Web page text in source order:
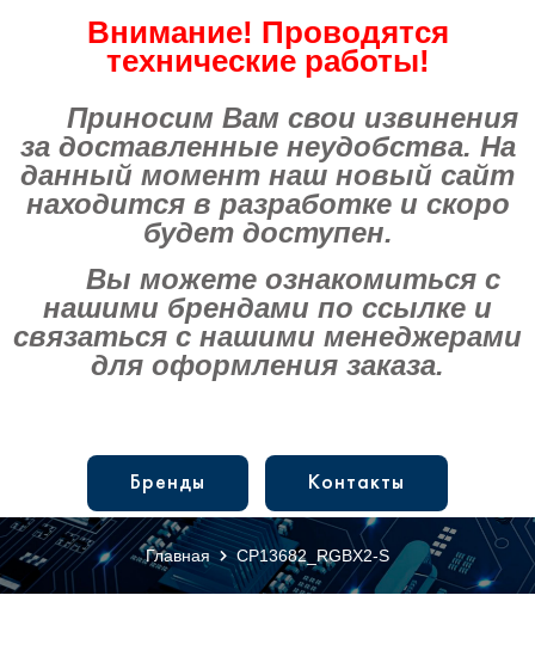
Внимание! Проводятся
технические работы!
Приносим Вам свои извинения
за доставленные неудобства. На
данный момент наш новый сайт
находится в разработке и скоро
будет доступен.
Вы можете ознакомиться с
нашими брендами по ссылке и
связаться с нашими менеджерами
для оформления заказа.
Бренды Контакты
Главная CP13682_RGBX2-S